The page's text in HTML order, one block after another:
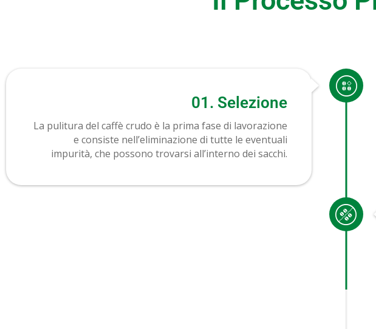
01. Selezione
La pulitura del caffè crudo è la prima fase di lavorazione
e consiste nell’eliminazione di tutte le eventuali
impurità, che possono trovarsi all’interno dei sacchi.